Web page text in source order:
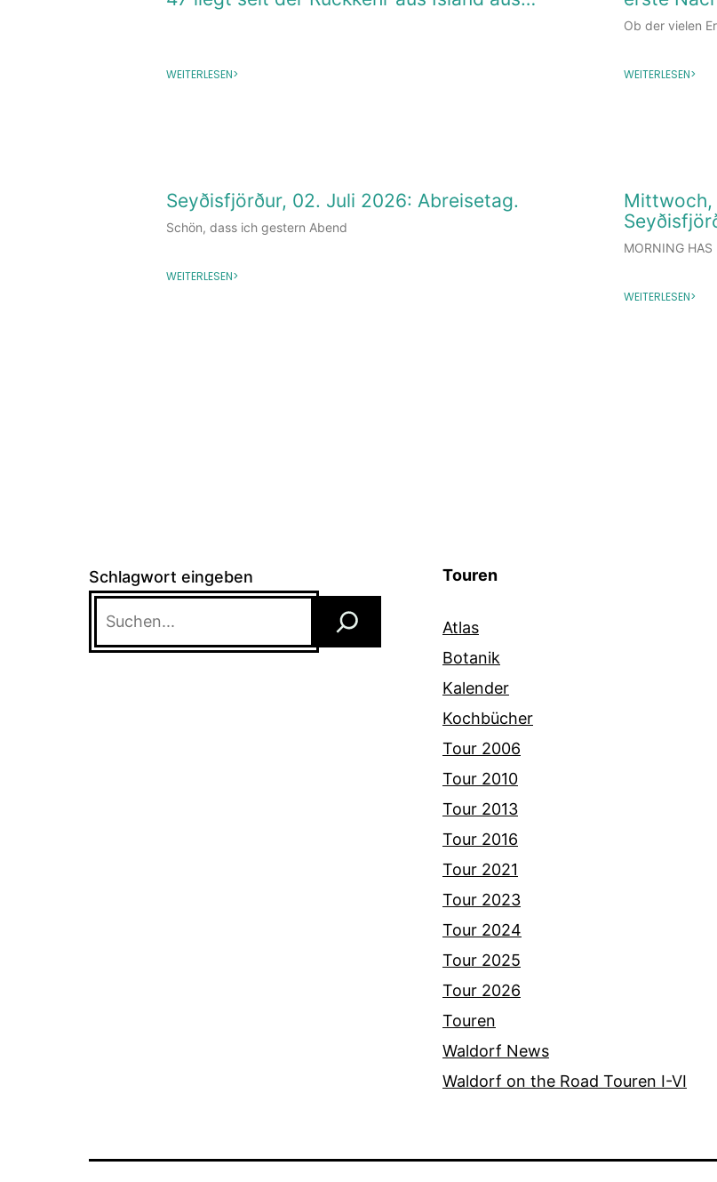
WEITERLESEN>
Ob der vielen
WEITERLESEN>
Seyðisfjörður, 02. Juli 2026: Abreisetag.
Schön, dass ich gestern Abend
WEITERLESEN>
Mittwoch,
MORNING
WEITERLESEN>
Schlagwort eingeben Touren
Atlas
Botanik
Kalender
Kochbücher
Tour 2006
Tour 2010
Tour 2013
Tour 2016
Tour 2021
Tour 2023
Tour 2024
Tour 2025
Tour 2026
Touren
Waldorf News
Waldorf on the Road Touren I-VI